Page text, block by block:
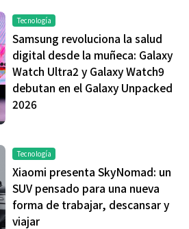
Tecnología
Samsung revoluciona la salud
digital desde la muñeca: Galaxy
Watch Ultra2 y Galaxy Watch9
debutan en el Galaxy Unpacked
2026
Tecnología
Xiaomi presenta SkyNomad: un
SUV pensado para una nueva
forma de trabajar, descansar y
viajar